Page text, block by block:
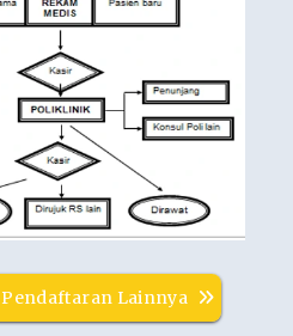
Alur Pendaftaran Lainnya